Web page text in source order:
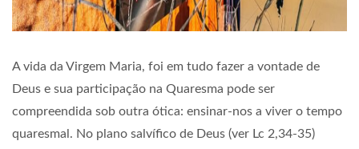
A vida da Virgem Maria, foi em tudo fazer a vontade de
Deus e sua participação na Quaresma pode ser
compreendida sob outra ótica: ensinar-nos a viver o tempo
quaresmal. No plano salvífico de Deus (ver Lc 2,34-35)